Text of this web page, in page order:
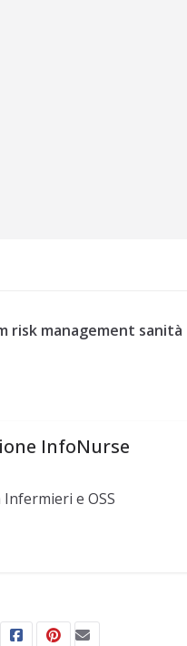
risk management sanità
InfoNurse
e OSS